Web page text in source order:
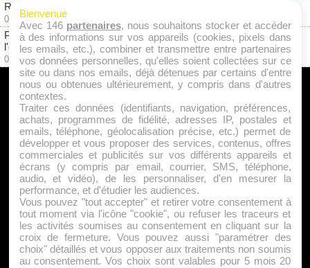
RC Lens : la surprise Ilan Kebbal (Paris FC) ?
05/08/2026 -Justin Favre
PSG : Lucas Chevalier n'a plus la cote, un NON qui fait très mal à
l'égo
05/08/2026 -Maxence Lefebvre
A PROPOS
Qui sommes nous ?
Mentions Légales
Publicité
Politique de Cookies
Contact
Jeunesfooteux est un média sportif qui traite principalement de
l'actualité de la Ligue 1 et des grosses actualités de la Ligue 2 et
du football étranger.
Bienvenue
Avec 146 partenaires, nous souhaitons stocker et accéder
à des informations sur vos appareils (cookies, pixels dans
les emails, etc.), combiner et transmettre entre partenaires
vos données personnelles, qu'elles soient collectées sur ce
site ou dans nos emails, déjà détenues par certains d'entre
nous ou obtenues ultérieurement, y compris dans d'autres
contextes.
Traiter ces données (identifiants, navigation, préférences,
achats, programmes de fidélité, adresses IP, postales et
emails, téléphone, géolocalisation précise, etc.) permet de
développer et vous proposer des services, contenus, offres
commerciales et publicités sur vos différents appareils et
écrans (y compris par email, courrier, SMS, téléphone,
audio, et vidéo), de les personnaliser, d'en mesurer la
performance, et d'étudier les audiences.
Vous pouvez "tout accepter" et retirer votre consentement à
tout moment via l'icône "cookie", ou refuser les traceurs et
les activités soumises au consentement en cliquant sur la
croix de fermeture. Vous pouvez aussi "paramétrer des
choix" détaillés et vous opposer aux traitements non soumis
au consentement. Vos choix sont valables pour 5 mois 20